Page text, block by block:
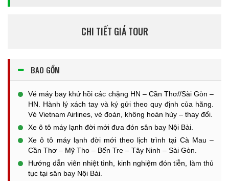
CHI TIẾT GIÁ TOUR
BAO GỒM
Vé máy bay khứ hồi các chặng HN – Cần Thơ//Sài Gòn –
HN. Hành lý xách tay và ký gửi theo quy định của hãng.
Vé Vietnam Airlines, vé đoàn, không hoàn hủy – thay đổi.
Xe ô tô máy lạnh đời mới đưa đón sân bay Nội Bài.
Xe ô tô máy lạnh đời mới theo lịch trình tại Cà Mau –
Cần Thơ – Mỹ Tho – Bến Tre – Tây Ninh – Sài Gòn.
Hướng dẫn viên nhiệt tình, kinh nghiệm đón tiễn, làm thủ
tục tại sân bay Nội Bài.